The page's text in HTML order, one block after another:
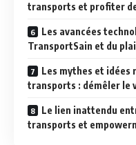
transports et profiter
Les avancées
TransportSain et du
Les mythes et idées
transports : démêler le
Le lien inattendu
transports et